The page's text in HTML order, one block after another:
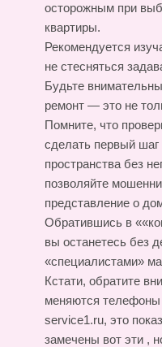
осторожным при
квартиры.
Рекомендуется
не стесняться
Будьте
ремонт — это не
Помните, что
сделать первый шаг
пространства без
позволяйте
представление о
Обратившись в
вы останетесь без
«специалистами»
Кстати, обратите
меняются телефоны
service1.ru, это
замечены вот эти ,